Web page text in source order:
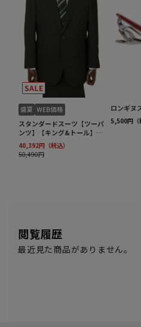
閲覧履歴
最近見た商品がありません。